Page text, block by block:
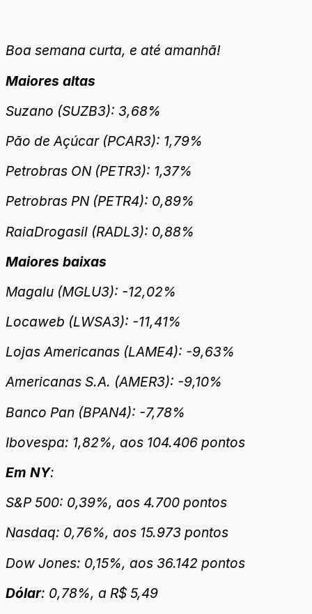
Boa semana curta, e até amanhã!
Maiores altas
Suzano (SUZB3): 3,68%
Pão de Açúcar (PCAR3): 1,79%
Petrobras ON (PETR3): 1,37%
Petrobras PN (PETR4): 0,89%
RaiaDrogasil (RADL3): 0,88%
Maiores baixas
Magalu (MGLU3): -12,02%
Locaweb (LWSA3): -11,41%
Lojas Americanas (LAME4): -9,63%
Americanas S.A. (AMER3): -9,10%
Banco Pan (BPAN4): -7,78%
Ibovespa: 1,82%, aos 104.406 pontos
Em NY:
S&P 500: 0,39%, aos 4.700 pontos
Nasdaq: 0,76%, aos 15.973 pontos
Dow Jones: 0,15%, aos 36.142 pontos
Dólar: 0,78%, a R$ 5,49